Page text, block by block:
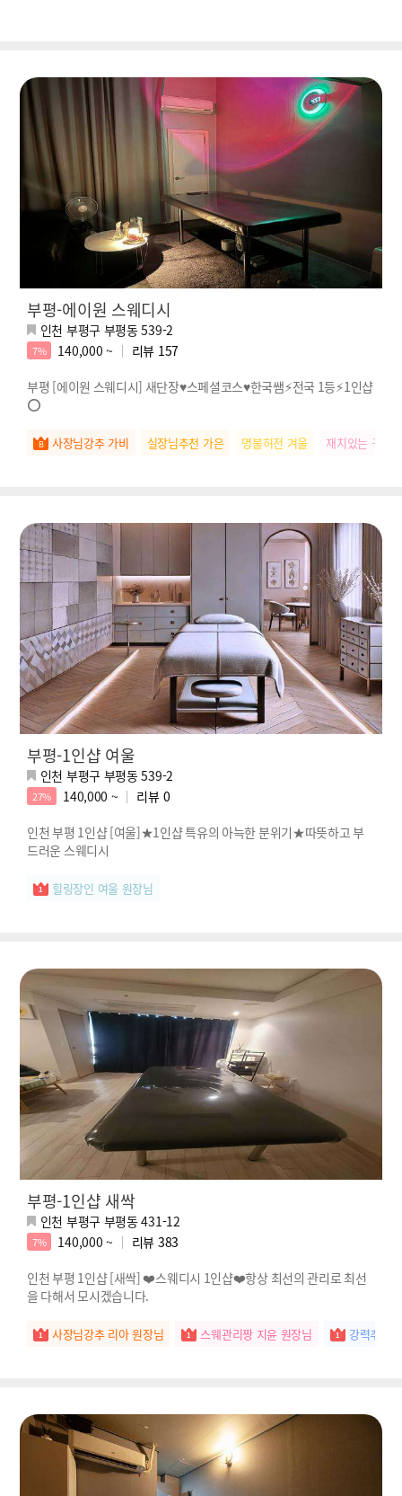
부평-에이원 스웨디시
인천 부평구 부평동 539-2
7% 140,000 ~ 리뷰 157
부평 [에이원 스웨디시] 새단장♥️스페셜코스♥️한국쌤⚡️전국 1등⚡️1인샵
⭕️
사장님강추 가비 실장님추천 가은 명불허전 겨울 재치있는 구름
부평-1인샵 여울
인천 부평구 부평동 539-2
27% 140,000 ~ 리뷰 0
인천 부평 1인샵 [여울]★1인샵 특유의 아늑한 분위기★따뜻하고 부
드러운 스웨디시
힐링장인 여울 원장님
부평-1인샵 새싹
인천 부평구 부평동 431-12
7% 140,000 ~ 리뷰 383
인천 부평 1인샵 [새싹] ❤️스웨디시 1인샵❤️항상 최선의 관리로 최선
을 다해서 모시겠습니다.
사장님강추 리아 원장님 스웨관리짱 지윤 원장님 강력추천